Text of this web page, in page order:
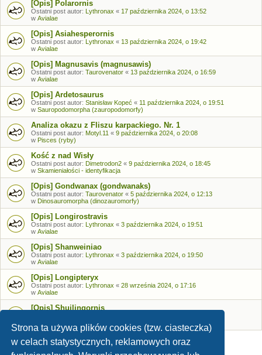
Strona ta używa plików cookies (tzw. ciasteczka)
w celach statystycznych, reklamowych oraz
[Opis] Polarornis
Ostatni post autor: Lythronax « 17 października 2024, o 13:52
w Avialae
[Opis] Asiahesperornis
Ostatni post autor: Lythronax « 13 października 2024, o 19:42
w Avialae
[Opis] Magnusavis (magnusawis)
Ostatni post autor: Taurovenator « 13 października 2024, o 16:59
w Avialae
[Opis] Ardetosaurus
Ostatni post autor: Stanisław Kopeć « 11 października 2024, o 19:51
w Sauropodomorpha (zauropodomorfy)
Analiza okazu z Fliszu karpackiego. Nr. 1
Ostatni post autor: Motyl.11 « 9 października 2024, o 20:08
w Pisces (ryby)
Kość z nad Wisły
Ostatni post autor: Dimetrodon2 « 9 października 2024, o 18:45
w Skamieniałości - identyfikacja
[Opis] Gondwanax (gondwanaks)
Ostatni post autor: Taurovenator « 5 października 2024, o 12:13
w Dinosauromorpha (dinozauromorfy)
[Opis] Longirostravis
Ostatni post autor: Lythronax « 3 października 2024, o 19:51
w Avialae
[Opis] Shanweiniao
Ostatni post autor: Lythronax « 3 października 2024, o 19:50
w Avialae
[Opis] Longipteryx
Ostatni post autor: Lythronax « 28 września 2024, o 17:16
w Avialae
[Opis] Shuilingornis